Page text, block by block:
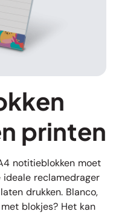
printen
notitieblokken moet
ideale reclamedrager
drukken. Blanco,
blokjes? Het kan